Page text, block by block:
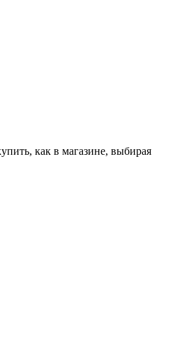
как в магазине, выбирая